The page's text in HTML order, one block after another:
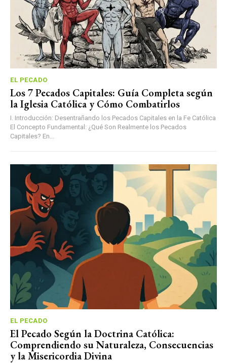
EL PECADO
Los 7 Pecados Capitales: Guía Completa según
la Iglesia Católica y Cómo Combatirlos
I. Introducción: Desentrañando los Pecados Capitales en la Fe Católica
El Concepto Fundamental: ¿Qué Son Realmente los Pecados
Capitales? En...
EL PECADO
El Pecado Según la Doctrina Católica:
Comprendiendo su Naturaleza, Consecuencias
y la Misericordia Divina